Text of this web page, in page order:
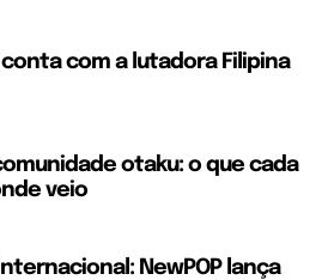
com a lutadora Filipina
otaku: o que cada
veio
NewPOP lança